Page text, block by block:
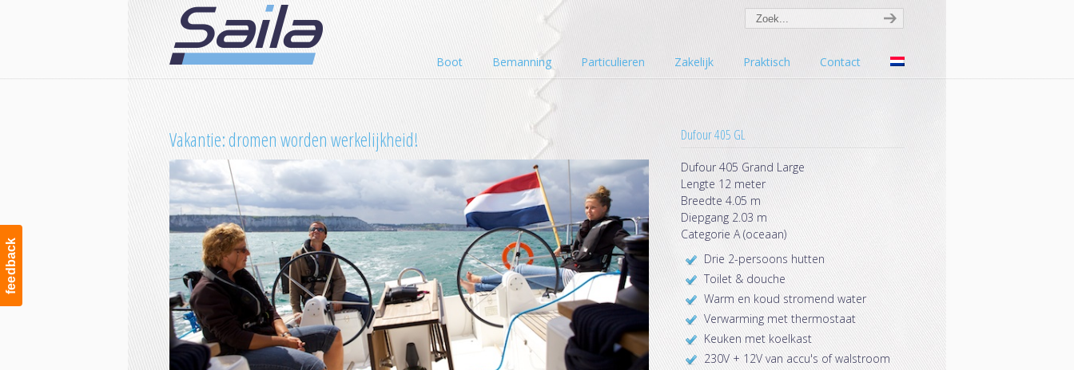
feedback
Boot Bemanning Particulieren Zakelijk Praktisch Contact
Navigation
Vakantie: dromen worden werkelijkheid! Dufour 405 GL
Dufour 405 Grand Large
Lengte 12 meter
Breedte 4.05 m
Diepgang 2.03 m
Categorie A (oceaan)
Drie 2-persoons hutten
Toilet & douche
Warm en koud stromend water
Verwarming met thermostaat
Keuken met koelkast
230V + 12V van accu's of walstroom